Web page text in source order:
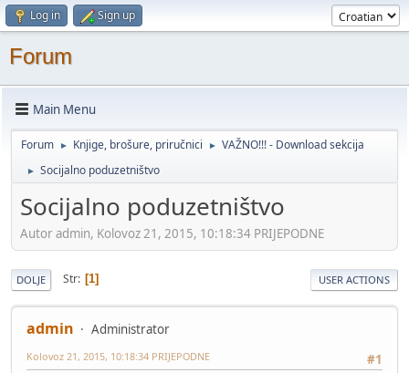
Log in Sign up
Forum
Main Menu
Forum ► Knjige, brošure, priručnici ► VAŽNO!!! - Download sekcija
► Socijalno poduzetništvo
Socijalno poduzetništvo
Autor admin, Kolovoz 21, 2015, 10:18:34 PRIJEPODNE
DOLJE Str 1 USER ACTIONS
admin
Administrator
#1
Kolovoz 21, 2015, 10:18:34 PRIJEPODNE